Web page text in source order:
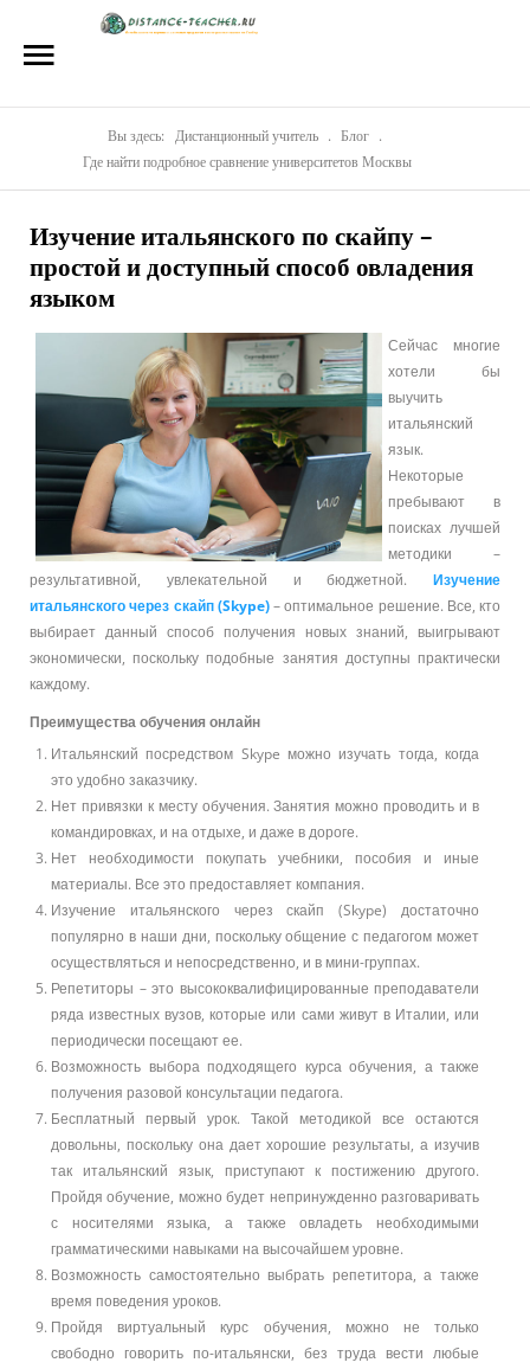
Репетиторы
Стоимость
Акции
Материалы
Контакты
Вы здесь: Дистанционный учитель . Блог
.
Где найти подробное сравнение университетов Москвы
Изучение итальянского по скайпу –
простой и доступный способ овладения
языком
Сейчас многие
хотели бы
выучить
итальянский
язык.
Некоторые
пребывают в
поисках лучшей
методики –
результативной, увлекательной и бюджетной. Изучение
итальянского через скайп (Skype)– оптимальное решение. Все, кто
выбирает данный способ получения новых знаний, выигрывают
экономически, поскольку подобные занятия доступны практически
каждому.
Преимущества обучения онлайн
Итальянский посредством Skype можно изучать тогда, когда
это удобно заказчику.
Нет привязки к месту обучения. Занятия можно проводить и в
командировках, и на отдыхе, и даже в дороге.
Нет необходимости покупать учебники, пособия и иные
материалы. Все это предоставляет компания.
Изучение итальянского через скайп (Skype) достаточно
популярно в наши дни, поскольку общение с педагогом может
осуществляться и непосредственно, и в мини-группах.
Репетиторы – это высококвалифицированные преподаватели
ряда известных вузов, которые или сами живут в Италии, или
периодически посещают ее.
Возможность выбора подходящего курса обучения, а также
получения разовой консультации педагога.
Бесплатный первый урок. Такой методикой все остаются
довольны, поскольку она дает хорошие результаты, а изучив
так итальянский язык, приступают к постижению другого.
Пройдя обучение, можно будет непринужденно разговаривать
с носителями языка, а также овладеть необходимыми
грамматическими навыками на высочайшем уровне.
Возможность самостоятельно выбрать репетитора, а также
время поведения уроков.
Пройдя виртуальный курс обучения, можно не только
свободно говорить по-итальянски, без труда вести любые